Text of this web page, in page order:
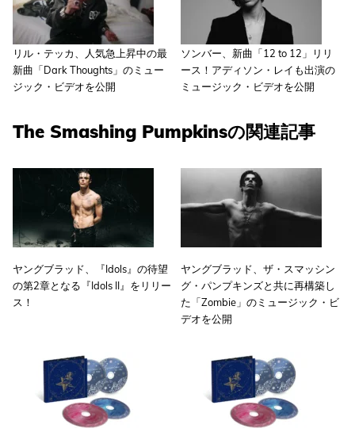
リル・テッカ、人気急上昇中の最
新曲「Dark Thoughts」のミュー
ジック・ビデオを公開
ソンバー、新曲「12 to 12」リリ
ース！アディソン・レイも出演の
ミュージック・ビデオを公開
The Smashing Pumpkinsの関連記事
ヤングブラッド、『Idols』の待望
の第2章となる『Idols II』をリリー
ス！
ヤングブラッド、ザ・スマッシン
グ・パンプキンズと共に再構築し
た「Zombie」のミュージック・ビ
デオを公開